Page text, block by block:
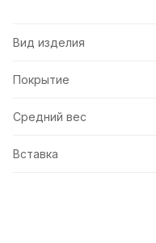
Вид изделия
Покрытие
Средний вес
Вставка